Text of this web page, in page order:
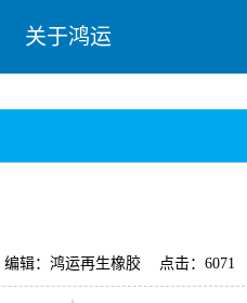
关于鸿运
点击：6071
编辑：鸿运再生橡胶